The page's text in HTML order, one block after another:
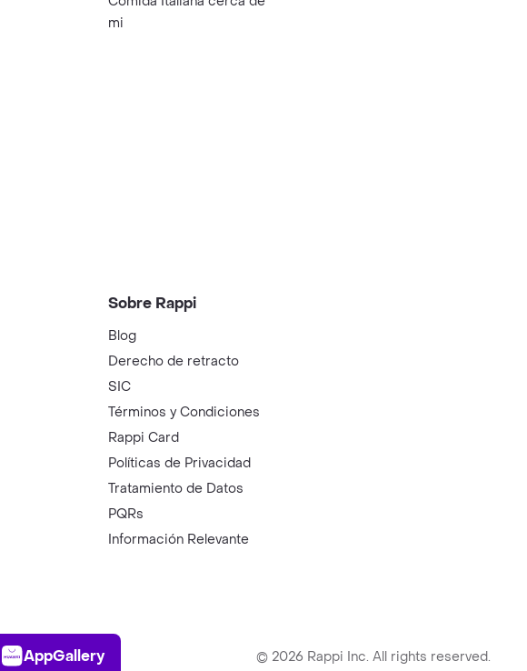
mi
Sobre Rappi
Blog
Derecho de retracto
SIC
Términos y Condiciones
Rappi Card
Políticas de Privacidad
Tratamiento de Datos
PQRs
Información Relevante
AppGallery
AppGallery © 2026 Rappi Inc. All rights reserved.